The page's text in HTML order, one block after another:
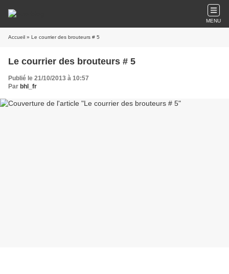
MENU
Accueil » Le courrier des brouteurs # 5
Le courrier des brouteurs # 5
Publié le 21/10/2013 à 10:57
Par bhl_fr